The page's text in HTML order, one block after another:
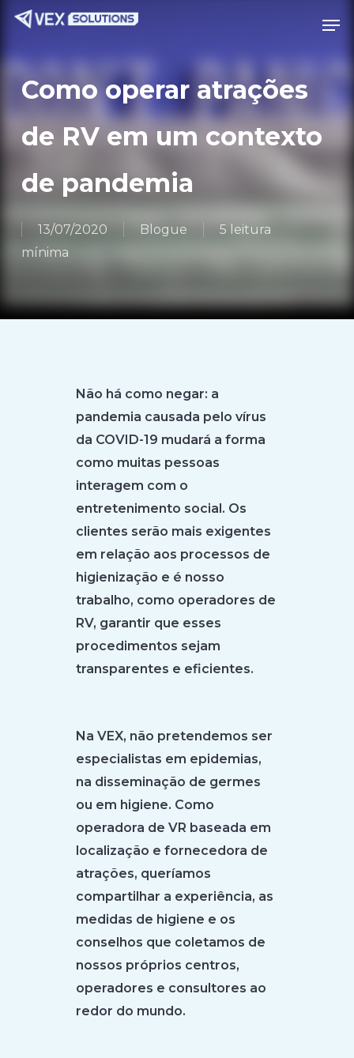
conteúdo
principal
Como operar atrações
de RV em um contexto
de pandemia
13/07/2020 Blogue
5 leitura
mínima
Não há como negar: a
pandemia causada pelo vírus
da COVID-19 mudará a forma
como muitas pessoas
interagem com o
entretenimento social. Os
clientes serão mais exigentes
em relação aos processos de
higienização e é nosso
trabalho, como operadores de
RV, garantir que esses
procedimentos sejam
transparentes e eficientes.
Na VEX, não pretendemos ser
especialistas em epidemias,
na disseminação de germes
ou em higiene. Como
operadora de VR baseada em
localização e fornecedora de
atrações, queríamos
compartilhar a experiência, as
medidas de higiene e os
conselhos que coletamos de
nossos próprios centros,
operadores e consultores ao
redor do mundo.